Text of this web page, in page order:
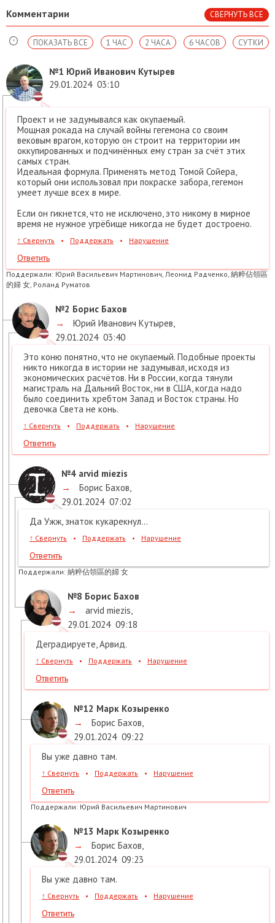
Комментарии СВЕРНУТЬ ВСЕ
СУТКИ
6 ЧАСОВ
2 ЧАСА
1 ЧАС
ПОКАЗАТЬ ВСЕ
№1 Юрий Иванович Кутырев
29.01.2024 03:10
Проект и не задумывался как окупаемый.
Мощная рокада на случай войны гегемона со своим
вековым врагом, которую он строит на территории им
оккупированных и подчинённых ему стран за счёт этих
самых стран.
Идеальная формула. Применять метод Томой Сойера,
который они использовал при покраске забора, гегемон
умеет лучше всех в мире.
Если он гикнется, что не исключено, это никому в мирное
время не нужное угрёбище никогда не будет достроено.
↑ Свернуть • Поддержать • Нарушение
Ответить
Поддержали: Юрий Васильевич Мартинович, Леонид Радченко, 納粹佔領區
的婦 女, Роланд Руматов
№2 Борис Бахов
→
Юрий Иванович Кутырев
29.01.2024 03:40
Это коню понятно, что не окупаемый. Подобные проекты
никто никогда в истории не задумывал, исходя из
экономических расчётов. Ни в России, когда тянули
магистраль на Дальний Восток, ни в США, когда надо
было соединить хребтом Запад и Восток страны. Но
девочка Света не конь.
↑ Свернуть • Поддержать • Нарушение
Ответить
№4 arvid miezis
→
Борис Бахов
29.01.2024 07:02
Да Ужж, знаток кукарекнул...
↑ Свернуть • Поддержать • Нарушение
Ответить
Поддержали: 納粹佔領區的婦 女
№8 Борис Бахов
→
arvid miezis
29.01.2024 09:18
Деградируете, Арвид.
↑ Свернуть • Поддержать • Нарушение
Ответить
№12 Марк Козыренко
→
Борис Бахов
29.01.2024 09:22
Вы уже давно там.
↑ Свернуть • Поддержать • Нарушение
Ответить
Поддержали: Юрий Васильевич Мартинович
№13 Марк Козыренко
→
Борис Бахов
29.01.2024 09:23
Вы уже давно там.
↑ Свернуть • Поддержать • Нарушение
Ответить